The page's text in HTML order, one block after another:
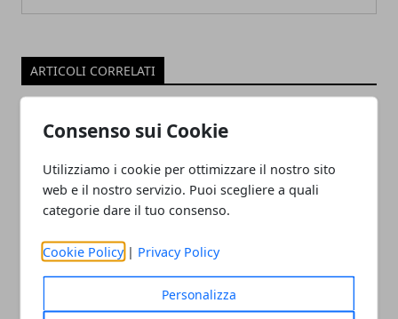
Consenso sui Cookie
Utilizziamo i cookie per ottimizzare il nostro sito
web e il nostro servizio. Puoi scegliere a quali
categorie dare il tuo consenso.
Cookie Policy | Privacy Policy
Personalizza
ARTICOLI CORRELATI
Confrontare per credere: l'ascesa del
confronto preventivi online